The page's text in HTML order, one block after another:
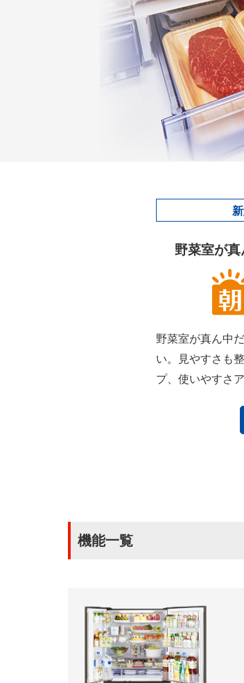
野菜室が真
野菜室が真ん中
い。見やすさも
プ、使いやすさア
機能一覧